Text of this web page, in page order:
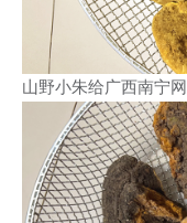
山野小朱给广西南宁